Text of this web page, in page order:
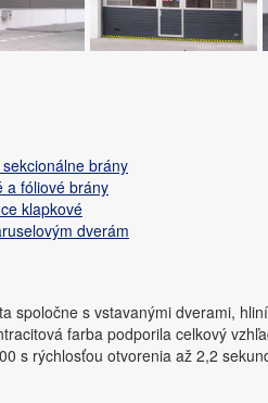
brány
a fóliové brány
klapkové
dverám
spoločne s vstavanými dverami,
farba podporila celkový
s rýchlosťou otvorenia až 2,2